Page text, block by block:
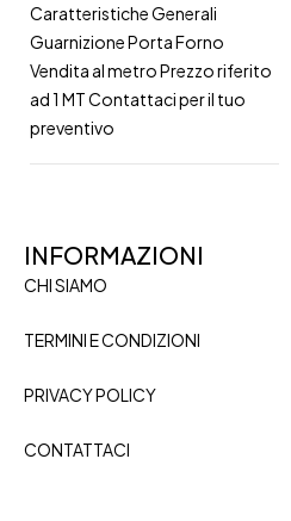
Caratteristiche Generali
Guarnizione Porta Forno
Vendita al metro Prezzo riferito
ad 1 MT Contattaci per il tuo
preventivo
INFORMAZIONI
CHI SIAMO
TERMINI E CONDIZIONI
PRIVACY POLICY
CONTATTACI